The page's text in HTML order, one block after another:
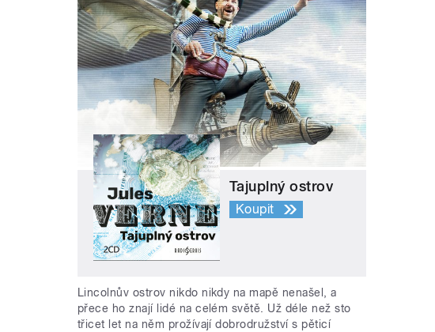
Tajuplný ostrov
Koupit
Lincolnův ostrov nikdo nikdy na mapě nenašel, a
přece ho znají lidé na celém světě. Už déle než sto
třicet let na něm prožívají dobrodružství s pěticí